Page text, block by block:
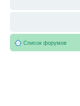
Список форумов